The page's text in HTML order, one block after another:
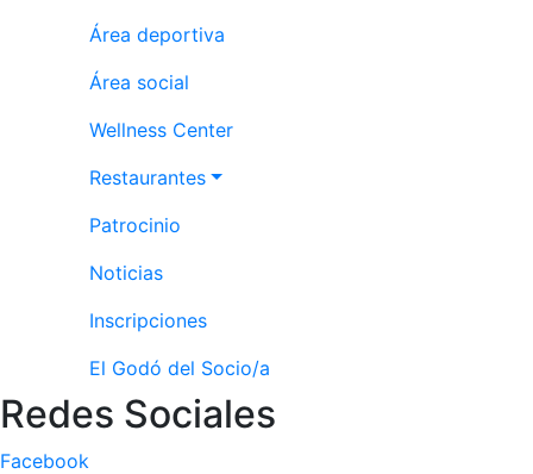
(FAQs)
Trabaja con
nosotros
Escuela de
tenis
Palmarés
equipos
Leyendas
Jugadores
profesionales
Área deportiva
Área social
Wellness Center
Restaurantes
Patrocinio
Noticias
Inscripciones
El Godó del Socio/a
Redes Sociales
Facebook